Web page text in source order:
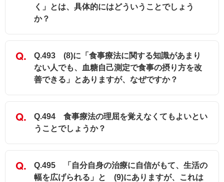
く」とは、具体的にはどういうことでしょう
か？
Q.493 (8)に「食事療法に関する知識があまり
ない人でも、血糖自己測定で食事の摂り方を改
善できる」とありますが、なぜですか？
Q.494 食事療法の理屈を覚えなくてもよいとい
うことでしょうか？
Q.495 「自分自身の治療に自信がもて、生活の
幅を広げられる」と (9)にありますが、これは